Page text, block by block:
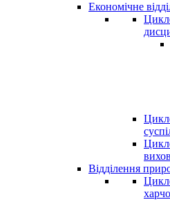
Економічне
Відділення